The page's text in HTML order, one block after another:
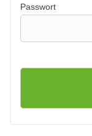
Passwort